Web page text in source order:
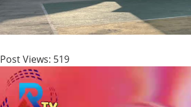
Post Views: 519